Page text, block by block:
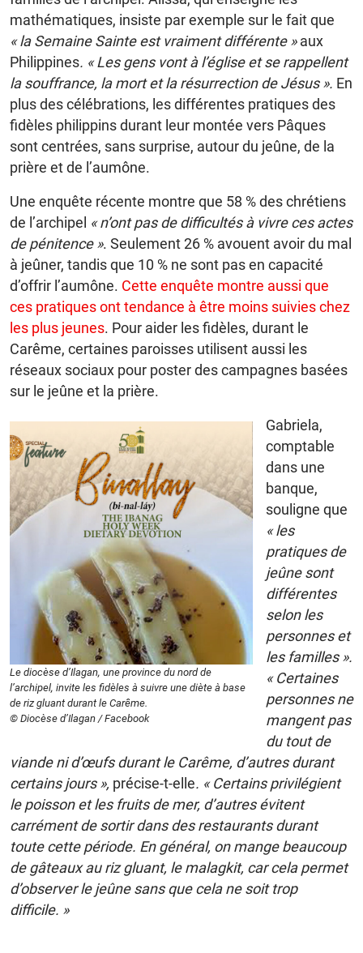
mathématiques, insiste par exemple sur le fait que
« la Semaine Sainte est vraiment différente »aux
Philippines. « Les gens vont à l’église et se rappellent
la souffrance, la mort et la résurrection de Jésus ». En
plus des célébrations, les différentes pratiques des
fidèles philippins durant leur montée vers Pâques
sont centrées, sans surprise, autour du jeûne, de la
prière et de l’aumône.
Une enquête récente montre que 58 % des chrétiens
de l’archipel « n’ont pas de difficultés à vivre ces actes
de pénitence ». Seulement 26 % avouent avoir du mal
à jeûner, tandis que 10 % ne sont pas en capacité
d’offrir l’aumône. Cette enquête montre aussi que
ces pratiques ont tendance à être moins suivies chez
les plus jeunes. Pour aider les fidèles, durant le
Carême, certaines paroisses utilisent aussi les
réseaux sociaux pour poster des campagnes basées
sur le jeûne et la prière.
Le diocèse d’Ilagan, une province du nord de
l’archipel, invite les fidèles à suivre une diète à base
de riz gluant durant le Carême.
© Diocèse d’Ilagan / Facebook
Gabriela,
comptable
dans une
banque,
souligne que
« les
pratiques de
jeûne sont
différentes
selon les
personnes et
les familles ».
« Certaines
personnes ne
mangent pas
du tout de
viande ni d’œufs durant le Carême, d’autres durant
certains jours », précise-t-elle. « Certains privilégient
le poisson et les fruits de mer, d’autres évitent
carrément de sortir dans des restaurants durant
toute cette période. En général, on mange beaucoup
de gâteaux au riz gluant, le malagkit, car cela permet
d’observer le jeûne sans que cela ne soit trop
difficile. »